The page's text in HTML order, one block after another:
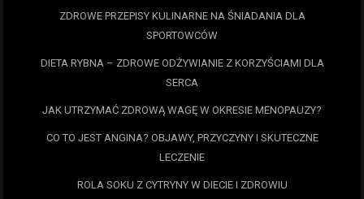
ZDROWE PRZEPISY KULINARNE NA ŚNIADANIA DLA
SPORTOWCÓW
DIETA RYBNA – ZDROWE ODŻYWIANIE Z KORZYŚCIAMI DLA
SERCA
JAK UTRZYMAĆ ZDROWĄ WAGĘ W OKRESIE MENOPAUZY?
CO TO JEST ANGINA? OBJAWY, PRZYCZYNY I SKUTECZNE
LECZENIE
ROLA SOKU Z CYTRYNY W DIECIE I ZDROWIU